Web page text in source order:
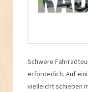
Schwere
erforderlich. Auf
vielleicht schieben